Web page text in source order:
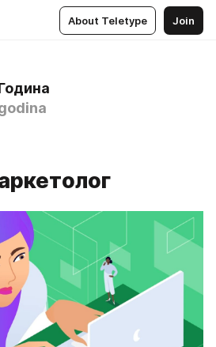
About Teletype Join